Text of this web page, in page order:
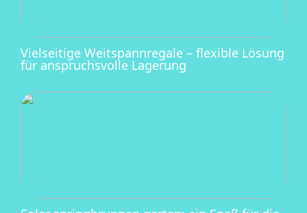
Vielseitige Weitspannregale – flexible Lösung
für anspruchsvolle Lagerung